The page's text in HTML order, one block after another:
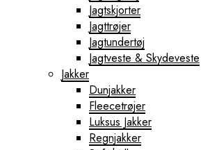
Jagtskjorter
Jagttrøjer
Jagtundertøj
Jagtveste & Skydeveste
Jakker
Dunjakker
Fleecetrøjer
Luksus Jakker
Regnjakker